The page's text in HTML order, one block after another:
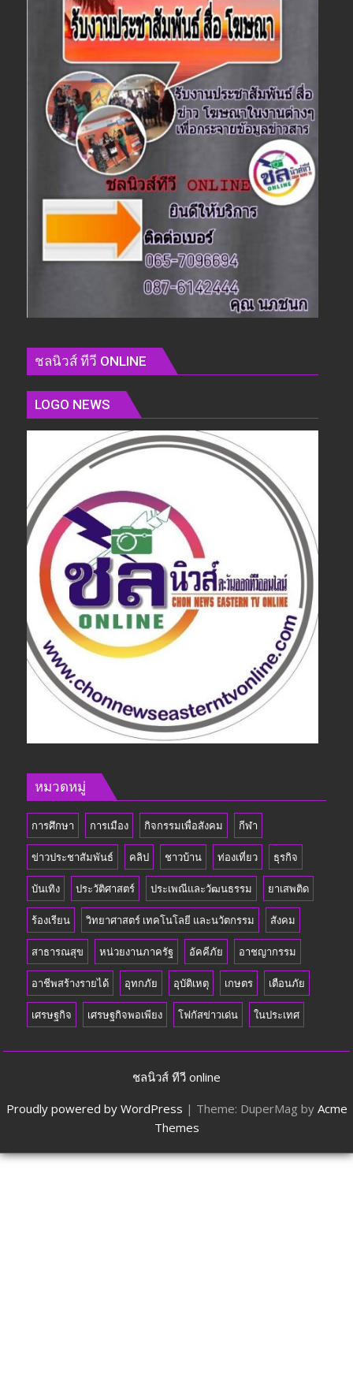
ชลนิวส์ ทีวี ONLINE
LOGO NEWS
หมวดหมู่
การศึกษา การเมือง กิจกรรมเพื่อสังคม กีฬา
ข่าวประชาสัมพันธ์ คลิป ชาวบ้าน ท่องเที่ยว ธุรกิจ
บันเทิง ประวัติศาสตร์ ประเพณีและวัฒนธรรม ยาเสพติด
ร้องเรียน วิทยาศาสตร์ เทคโนโลยี และนวัตกรรม สังคม
สาธารณสุข หน่วยงานภาครัฐ อัคคีภัย อาชญากรรม
อาชีพสร้างรายได้ อุทกภัย อุบัติเหตุ เกษตร เตือนภัย
เศรษฐกิจ เศรษฐกิจพอเพียง โฟกัสข่าวเด่น ในประเทศ
ชลนิวส์ ทีวี online
Proudly powered by WordPress | Theme: DuperMag by Acme
Themes